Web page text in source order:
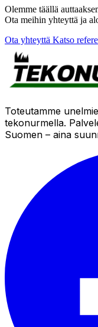
Olemme täällä
Ota meihin yhteyttä ja
Ota yhteyttä Katso
Toteutamme
tekonurmella.
Suomen – aina